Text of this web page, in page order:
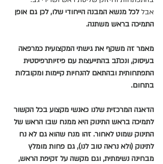
אבל לכל מנשא המבנה הייחודי שלו, לכן גם אופן
התמיכה בראש משתנה.
מאמר זה משקף את גישתי המקצועית כמרפאה
בעיסוק, ונכתב בהתייעצות עם פיזיותרפיסטית
התפתחותית ובהתאם להנחיות קיימות ומקובלות
בתחום.
הדאגה המרכזית שלנו כאנשי מקצוע בכל הקשור
לתמיכה בראש התינוק היא ממנח שבו הראש של
התינוק שמוט לאחור. זהו מנח שהוא גם לא נח
לתינוק (ולא נראה טוב לנו), גם פחות מומלץ
מבחינה נשימתית, וגם מקשה על זקיפת הראש,